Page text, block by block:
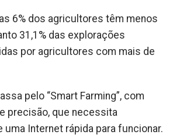
6% dos agricultores têm menos
31,1% das explorações
por agricultores com mais de
pelo “Smart Farming”, com
precisão, que necessita
uma Internet rápida para funcionar.